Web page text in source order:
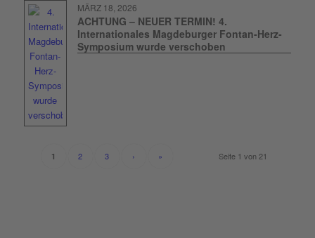
MÄRZ 18, 2026
ACHTUNG – NEUER TERMIN! 4.
Internationales Magdeburger Fontan-Herz-
Symposium wurde verschoben
Seite 1 von 21
1 2 3 › »